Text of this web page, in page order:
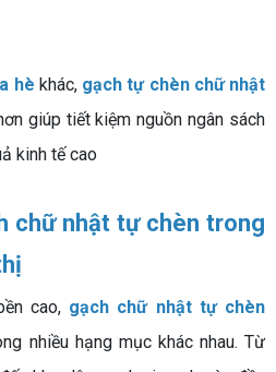
hè khác, gạch tự chèn chữ nhật
giúp tiết kiệm nguồn ngân sách
kinh tế cao
chữ nhật tự chèn trong
cao, gạch chữ nhật tự chèn
nhiều hạng mục khác nhau. Từ